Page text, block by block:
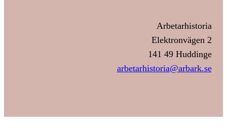
Arbetarhistoria
Elektronvägen 2
141 49 Huddinge
arbetarhistoria@arbark.se